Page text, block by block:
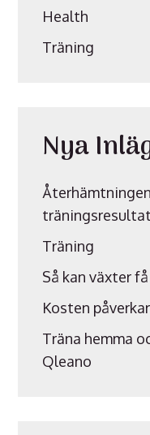
Health
Träning
Nya
träningsresultat
Träning
Så kan växter
Kosten
Träna hemma
Qleano